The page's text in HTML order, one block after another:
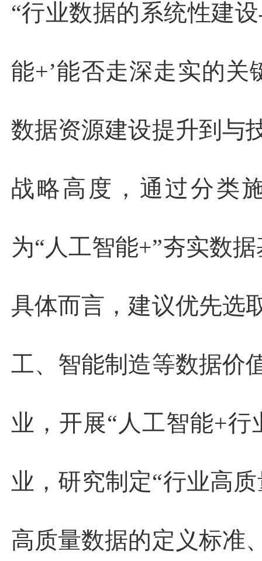
“行业数据的系统性建
能+’能否走深走实的
数据资源建设提升到与
战略高度，通过分类
为“人工智能+”夯实数
具体而言，建议优先选
工、智能制造等数据价
业，开展“人工智能+
业，研究制定“行业高
高质量数据的定义标准